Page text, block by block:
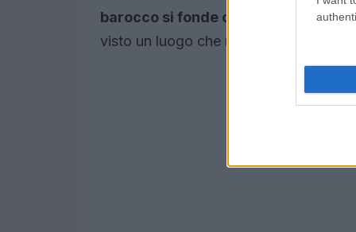
barocco si fonde con la spiritualità
visto un luogo che riesce a trasmettere